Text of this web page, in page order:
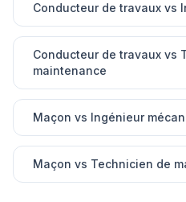
Conducteur de travaux vs
Conducteur de travaux vs
maintenance
Maçon vs Ingénieur
Maçon vs Technicien de